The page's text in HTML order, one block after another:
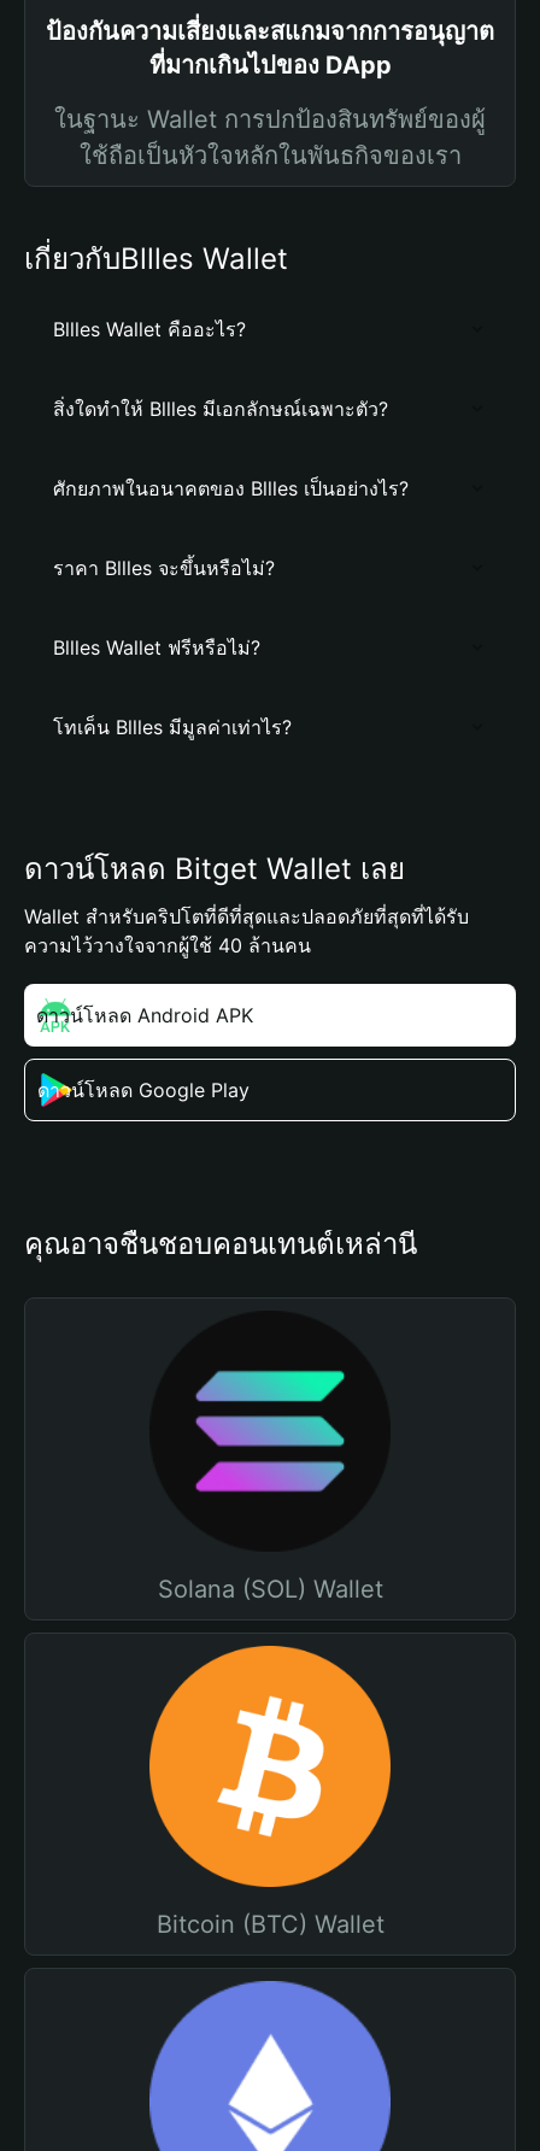
ป้องกันความเสี่ยงและสแกมจากการอนุญาต
ที่มากเกินไปของ DApp
ในฐานะ Wallet การปกป้องสินทรัพย์ของผู้
ใช้ถือเป็นหัวใจหลักในพันธกิจของเรา
เกี่ยวกับBllles Wallet
Bllles Wallet คืออะไร?
สิ่งใดทำให้ Bllles มีเอกลักษณ์เฉพาะตัว?
ศักยภาพในอนาคตของ Bllles เป็นอย่างไร?
ราคา Bllles จะขึ้นหรือไม่?
Bllles Wallet ฟรีหรือไม่?
โทเค็น Bllles มีมูลค่าเท่าไร?
ดาวน์โหลด Bitget Wallet เลย
Wallet สำหรับคริปโตที่ดีที่สุดและปลอดภัยที่สุดที่ได้รับ
ความไว้วางใจจากผู้ใช้ 40 ล้านคน
ดาวน์โหลด Android APK
ดาวน์โหลด Google Play
คุณอาจชื่นชอบคอนเทนต์เหล่านี้
Solana (SOL) Wallet
Bitcoin (BTC) Wallet